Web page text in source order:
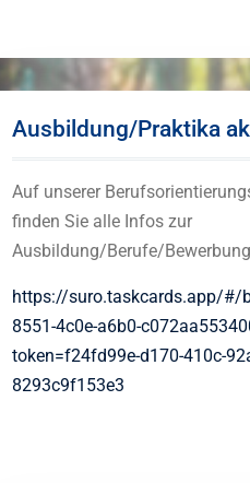
Ausbildung/Praktika
Auf unserer
finden Sie alle Infos zur
Ausbildung/Berufe/
https://suro.taskcards.app/#/
8551-4c0e-a6b0-
token=f24fd99e-d170-410c-
8293c9f153e3